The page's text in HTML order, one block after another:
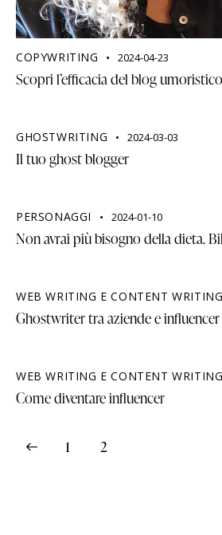
COPYWRITING 2024-04-23
Scopri l’efficacia del blog umoristico
GHOSTWRITING 2024-03-03
Il tuo ghost blogger
PERSONAGGI 2024-01-10
Non avrai più bisogno della dieta.
WEB WRITING E CONTENT WRITING
Ghostwriter tra aziende e influencer
WEB WRITING E CONTENT WRITING
Come diventare influencer
1 2